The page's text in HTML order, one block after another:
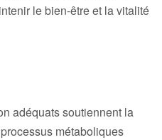
le bien-être et la vitalité
adéquats soutiennent la
métaboliques